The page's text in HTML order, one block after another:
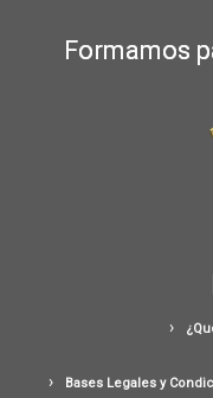
Formamos
Bases Legales y